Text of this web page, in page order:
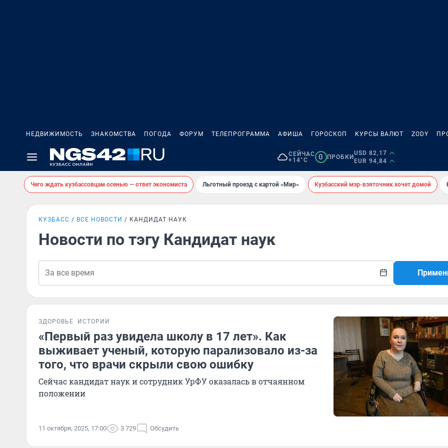
НЕДВИЖИМОСТЬ ЗНАКОМСТВА ПОГОДА ФОРУМ ТЕЛЕПРОГРАММА АФИША ГОРОСКОП КУРСЫ ВАЛЮТ ZODY
СЕЙЧАС
+14°C
0 ПРОБКИ
USD 82,17
EUR 94,84
Чего ждать кузбассовцам осенью — ответ экономиста Льготный проезд с картой «Мир» Кузбасский мэр-взяточник хочет домой
КУЗБАСС ВСЕ НОВОСТИ КАНДИДАТ НАУК
Новости по тэгу Кандидат наук
ЗДОРОВЬЕ ИСТОРИИ
«Первый раз увидела школу в 17 лет». Как
выживает ученый, которую парализовало из-за
того, что врачи скрыли свою ошибку
Сейчас кандидат наук и сотрудник УрФУ оказалась в отчаянном
положении
11 октября, 2025, 17:00 3 729 Обсудить